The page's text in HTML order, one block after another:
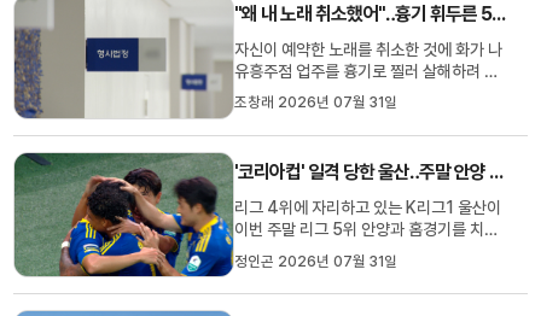
는 금양그린파워와 디자인알파, 서진에스
앤피 등이 지난해에 이어 업종별 선...
"왜 내 노래 취소했어"‥흉기 휘두른 50대 징역 6년
자신이 예약한 노래를 취소한 것에 화가 나
유흥주점 업주를 흉기로 찔러 살해하려 한
50대에게 실형이 선고됐습니다.울산지법
형사11부는 살인미수 혐의 등으로 재판에
넘겨진 A 씨에게 징역 6년을 선고했습니
서 자신이 예약한 노래를 종업원이 취소하
자 업주에게 흉기를 휘두르고...
조창래 2026년 07월 31일
'코리아컵' 일격 당한 울산‥주말 안양 상대 홈경기
리그 4위에 자리하고 있는 K리그1 울산이
이번 주말 리그 5위 안양과 홈경기를 치릅
니다.울산HD는 지난 29일 코리아컵에서
3부 리그 울산시민축구단에게 일격을 당했
지만, 리드 선두 서울을 3대 1로 잡아낸 기
정인곤 2026년 07월 31일